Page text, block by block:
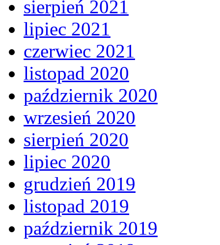
sierpień 2021
lipiec 2021
czerwiec 2021
listopad 2020
październik 2020
wrzesień 2020
sierpień 2020
lipiec 2020
grudzień 2019
listopad 2019
październik 2019